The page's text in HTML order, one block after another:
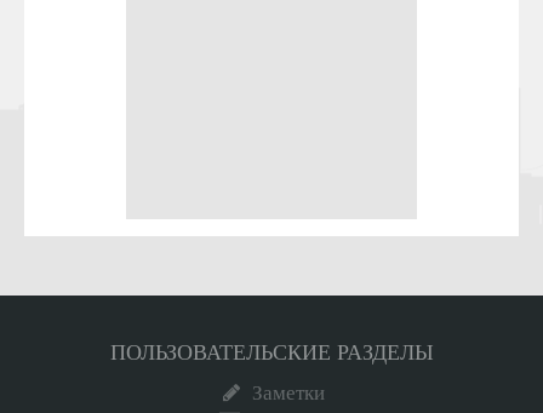
ПОЛЬЗОВАТЕЛЬСКИЕ РАЗДЕЛЫ
Заметки